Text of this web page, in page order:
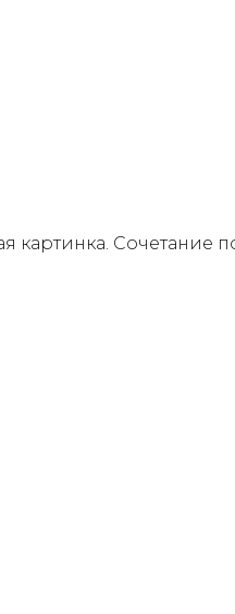
картинка. Сочетание